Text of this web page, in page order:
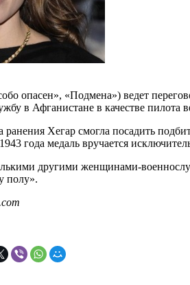
опасен», «Подмена») ведет
в Афганистане в качестве пилота
ранения Хегар смогла посадить
года медаль вручается
другими женщинами-
полу».